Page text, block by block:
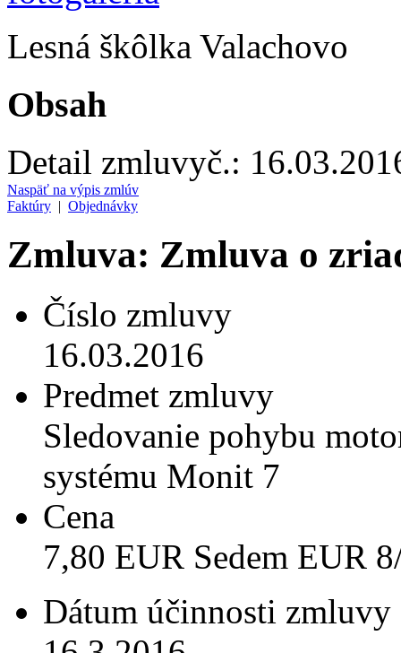
Lesná škôlka Valachovo
Obsah
Detail zmluvyč.:
Naspäť na výpis zmlúv
Faktúry | Objednávky
Zmluva: Zmluva o
Číslo zmluvy
16.03.2016
Predmet zmluvy
Sledovanie pohybu
systému Monit 7
Cena
7,80 EUR Sedem EUR
Dátum účinnosti zmluvy